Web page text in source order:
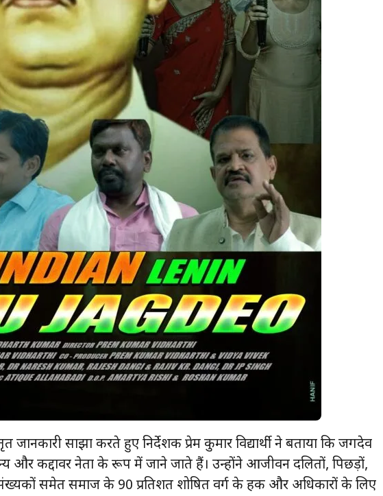
साझा करते हुए निर्देशक प्रेम कुमार विद्यार्थी ने बताया कि जगदेव
और कद्दावर नेता के रूप में जाने जाते हैं। उन्होंने आजीवन दलितों, पिछड़ों,
समेत समाज के 90 प्रतिशत शोषित वर्ग के हक और अधिकारों के लिए